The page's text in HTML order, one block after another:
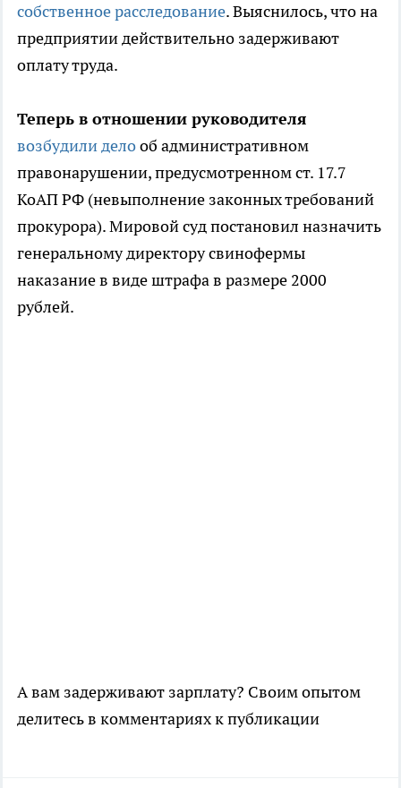
собственное расследование. Выяснилось, что на
предприятии действительно задерживают
оплату труда.
Теперь в отношении руководителя
возбудили делооб административном
правонарушении, предусмотренном ст. 17.7
КоАП РФ (невыполнение законных требований
прокурора). Мировой суд постановил назначить
генеральному директору свинофермы
наказание в виде штрафа в размере 2000
рублей.
А вам задерживают зарплату? Своим опытом
делитесь в комментариях к публикации